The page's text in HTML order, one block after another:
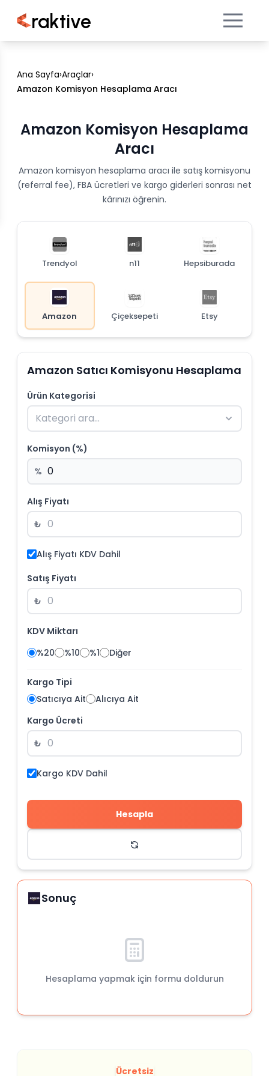
raktive
Ana Sayfa›Araçlar›
Amazon Komisyon Hesaplama Aracı
Amazon Komisyon Hesaplama
Aracı
Amazon komisyon hesaplama aracı ile satış komisyonu
(referral fee), FBA ücretleri ve kargo giderleri sonrası net
kârınızı öğrenin.
Trendyol n11 Hepsiburada
Amazon Çiçeksepeti Etsy
Amazon Satıcı Komisyonu Hesaplama
Ürün Kategorisi
Komisyon (%)
%
Alış Fiyatı
₺
Alış Fiyatı KDV Dahil
Satış Fiyatı
₺
KDV Miktarı
%20
%10 %1 Diğer
Kargo Tipi
Satıcıya Ait
Alıcıya Ait
Kargo Ücreti
₺
Kargo KDV Dahil
Hesapla
Sonuç
Hesaplama yapmak için formu doldurun
Ücretsiz